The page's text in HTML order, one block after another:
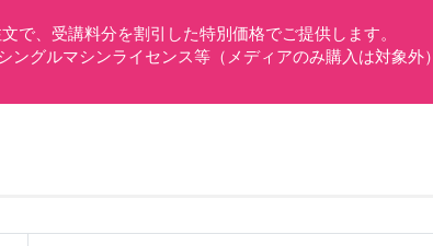
、受講料分を割引した特別価格でご提供します。
グルマシンライセンス等（メディアのみ購入は対象外）